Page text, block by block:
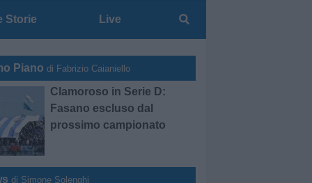
Storie Live
Piano di Fabrizio Caianiello
Clamoroso in Serie D:
Fasano escluso dal
prossimo campionato
di Simone Solenghi